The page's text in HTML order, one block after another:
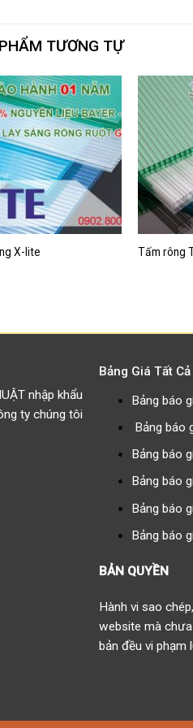
TƯƠNG TỰ
X-lite Tấm rông
nhập khẩu
ty chúng tôi
Bảng Giá Tất
Bảng báo
Bảng báo
Bảng báo
Bảng báo
Bảng báo
Bảng báo
BẢN QUYỀN
Hành vi sao
website mà
bản đều vi phạm